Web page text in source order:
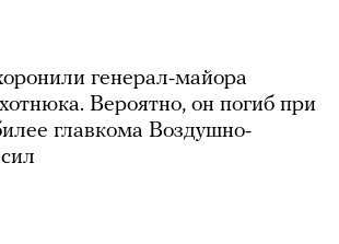
генерал-майора
Вероятно, он погиб при
главкома Воздушно-